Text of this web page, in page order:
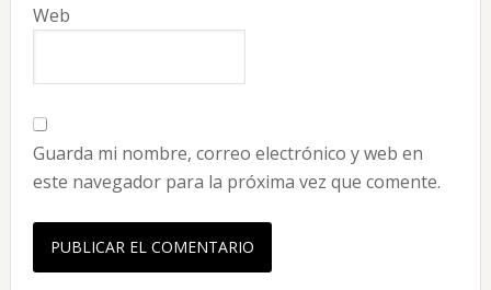
Web
Guarda mi nombre, correo electrónico y web en
este navegador para la próxima vez que comente.